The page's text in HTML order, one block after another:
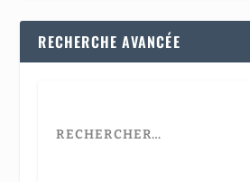
RECHERCHE AVANCÉE